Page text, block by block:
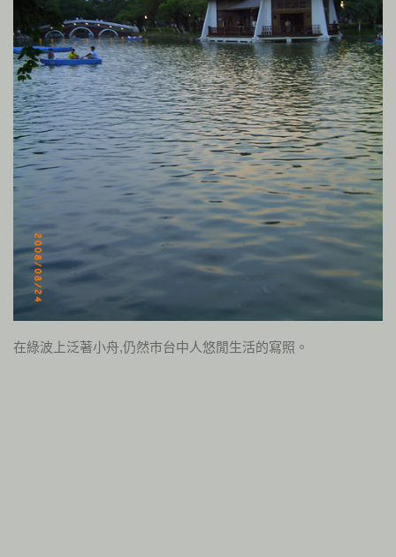
在綠波上泛著小舟,仍然市台中人悠閒生活的寫照。